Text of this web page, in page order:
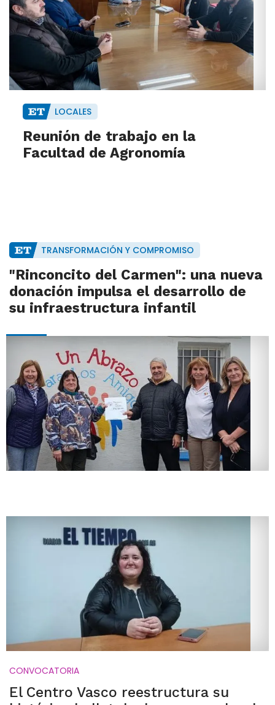
LOCALES
Reunión de trabajo en la
Facultad de Agronomía
TRANSFORMACIÓN Y COMPROMISO
"Rinconcito del Carmen": una nueva
donación impulsa el desarrollo de
su infraestructura infantil
CONVOCATORIA
El Centro Vasco reestructura su